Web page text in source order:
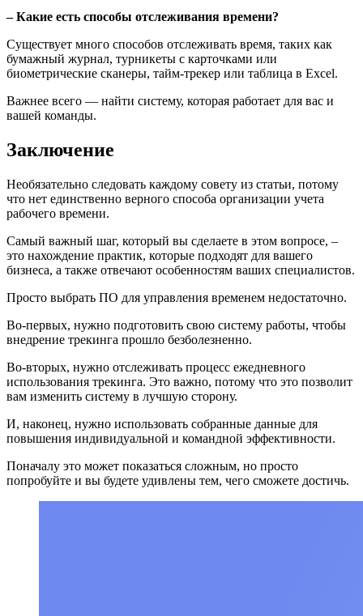
– Какие есть способы отслеживания времени?
Существует много способов отслеживать время, таких как
бумажный журнал, турникеты с карточками или
биометрические сканеры, тайм-трекер или таблица в Excel.
Важнее всего — найти систему, которая работает для вас и
вашей команды.
Заключение
Необязательно следовать каждому совету из статьи, потому
что нет единственно верного способа организации учета
рабочего времени.
Самый важный шаг, который вы сделаете в этом вопросе, –
это нахождение практик, которые подходят для вашего
бизнеса, а также отвечают особенностям ваших специалистов.
Просто выбрать ПО для управления временем недостаточно.
Во-первых, нужно подготовить свою систему работы, чтобы
внедрение трекинга прошло безболезненно.
Во-вторых, нужно отслеживать процесс ежедневного
использования трекинга. Это важно, потому что это позволит
вам изменить систему в лучшую сторону.
И, наконец, нужно использовать собранные данные для
повышения индивидуальной и командной эффективности.
Поначалу это может показаться сложным, но просто
попробуйте и вы будете удивлены тем, чего сможете достичь.